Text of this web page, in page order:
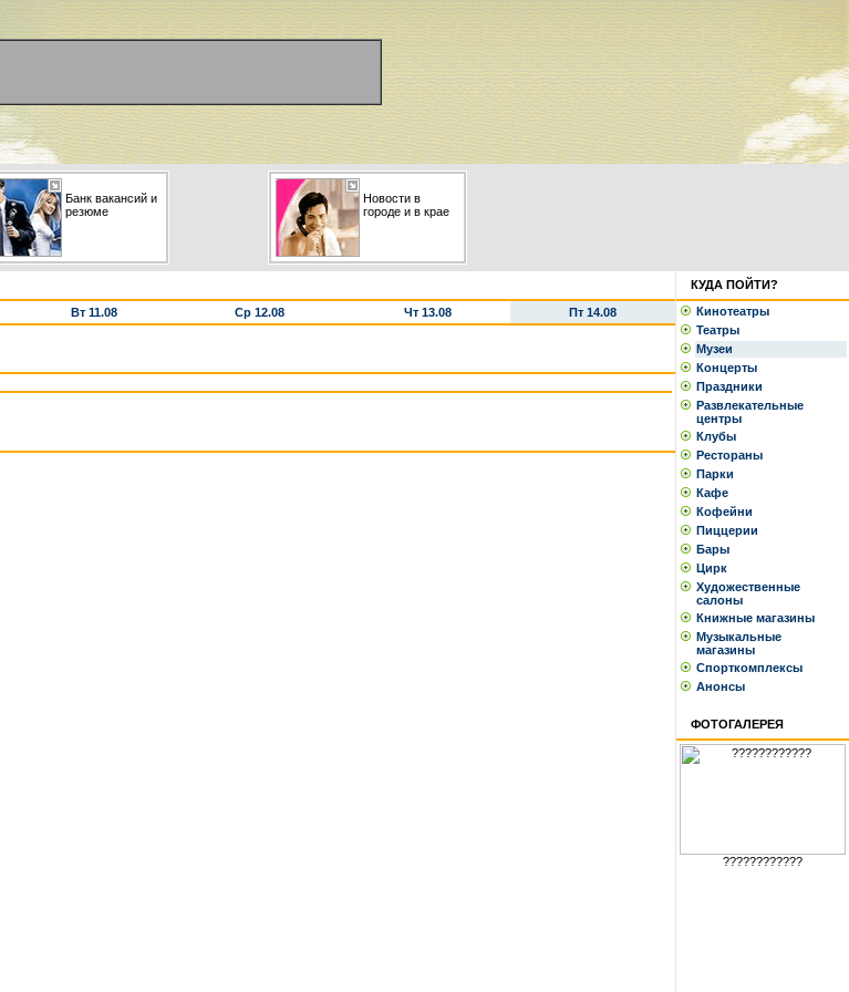
Банк вакансий и
резюме
Новости в
городе и в крае
Вт 11.08 Ср 12.08 Чт 13.08
Пт 14.08
КУДА ПОЙТИ?
Кинотеатры
Театры
Музеи
Концерты
Праздники
Развлекательные
центры
Клубы
Рестораны
Парки
Кафе
Кофейни
Пиццерии
Бары
Цирк
Художественные
салоны
Книжные магазины
Музыкальные
магазины
Спорткомплексы
Анонсы
ФОТОГАЛЕРЕЯ
????????????